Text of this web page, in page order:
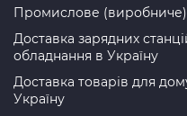
Промислове
Доставка зарядних
обладнання в Україну
Доставка товарів для
Україну